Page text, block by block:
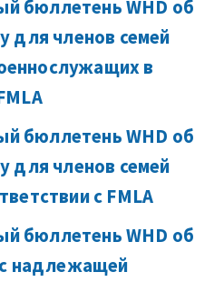
бюллетень WHD об
для членов семей
в
бюллетень WHD об
для членов семей
с FMLA
бюллетень WHD об
с надлежащей